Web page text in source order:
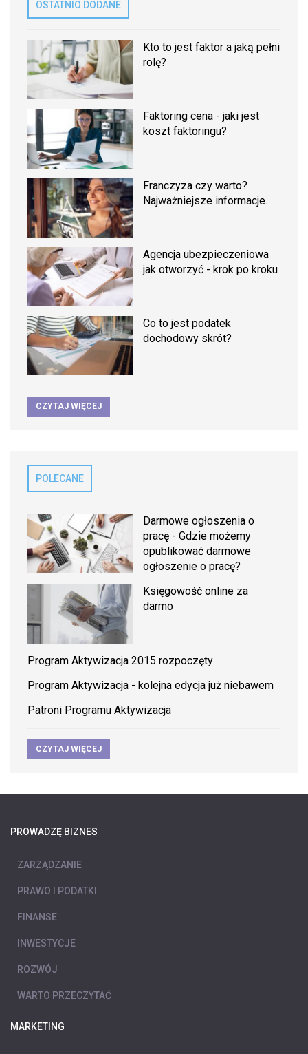
OSTATNIO DODANE
Kto to jest faktor a jaką pełni
rolę?
Faktoring cena - jaki jest
koszt faktoringu?
Franczyza czy warto?
Najważniejsze informacje.
Agencja ubezpieczeniowa
jak otworzyć - krok po kroku
Co to jest podatek
dochodowy skrót?
CZYTAJ WIĘCEJ
POLECANE
Darmowe ogłoszenia o
pracę - Gdzie możemy
opublikować darmowe
ogłoszenie o pracę?
Księgowość online za
darmo
Program Aktywizacja 2015 rozpoczęty
Program Aktywizacja - kolejna edycja już niebawem
Patroni Programu Aktywizacja
CZYTAJ WIĘCEJ
PROWADZĘ BIZNES
ZARZĄDZANIE
PRAWO I PODATKI
FINANSE
INWESTYCJE
ROZWÓJ
WARTO PRZECZYTAĆ
MARKETING